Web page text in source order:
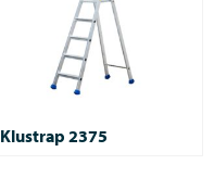
Klustrap 2375